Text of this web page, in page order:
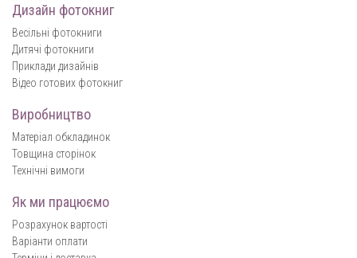
Дизайн фотокниг
Весільні фотокниги
Дитячі фотокниги
Приклади дизайнів
Відео готових фотокниг
Виробництво
Матеріал обкладинок
Товщина сторінок
Технічні вимоги
Як ми працюємо
Розрахунок вартості
Варіанти оплати